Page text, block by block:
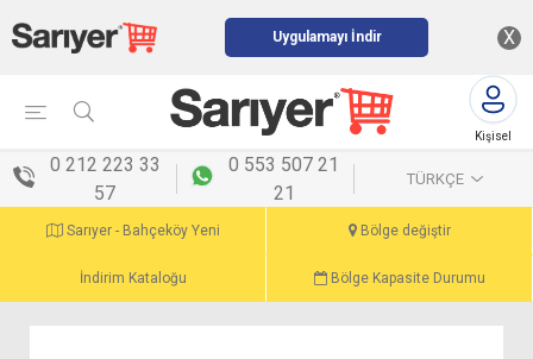
Uygulamayı İndir X
Kişisel
0 212 223 33
57
0 553 507 21
21
TÜRKÇE
Sarıyer - Bahçeköy Yeni Bölge değiştir
İndirim Kataloğu Bölge Kapasite Durumu